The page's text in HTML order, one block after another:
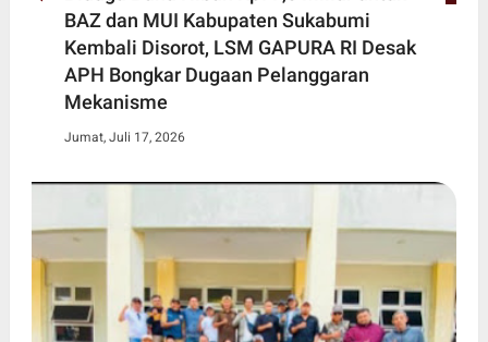
BAZ dan MUI Kabupaten Sukabumi
Kembali Disorot, LSM GAPURA RI Desak
APH Bongkar Dugaan Pelanggaran
Mekanisme
Jumat, Juli 17, 2026